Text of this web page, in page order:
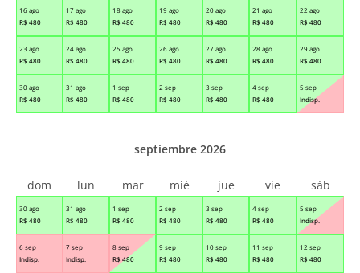
16 ago
R$ 480
17 ago
R$ 480
18 ago
R$ 480
19 ago
R$ 480
20 ago
R$ 480
21 ago
R$ 480
22 ago
R$ 480
23 ago
R$ 480
24 ago
R$ 480
25 ago
R$ 480
26 ago
R$ 480
27 ago
R$ 480
28 ago
R$ 480
29 ago
R$ 480
30 ago
R$ 480
31 ago
R$ 480
1 sep
R$ 480
2 sep
R$ 480
3 sep
R$ 480
4 sep
R$ 480
5 sep
Indisp.
30 ago
R$ 480
31 ago
R$ 480
1 sep
R$ 480
2 sep
R$ 480
3 sep
R$ 480
4 sep
R$ 480
5 sep
Indisp.
6 sep
Indisp.
7 sep
Indisp.
8 sep
R$ 480
9 sep
R$ 480
10 sep
R$ 480
11 sep
R$ 480
12 sep
R$ 480
septiembre 2026
dom lun mar mié jue vie sáb